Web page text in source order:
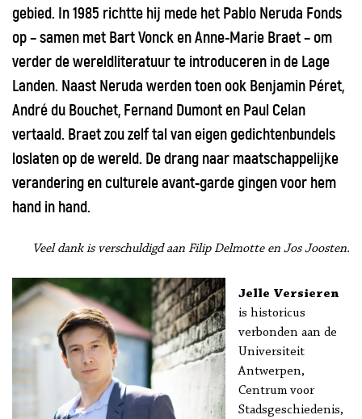
gebied. In 1985 richtte hij mede het Pablo Neruda Fonds
op – samen met Bart Vonck en Anne-Marie Braet – om
verder de wereldliteratuur te introduceren in de Lage
Landen. Naast Neruda werden toen ook Benjamin Péret,
André du Bouchet, Fernand Dumont en Paul Celan
vertaald. Braet zou zelf tal van eigen gedichtenbundels
loslaten op de wereld. De drang naar maatschappelijke
verandering en culturele avant-garde gingen voor hem
hand in hand.
Veel dank is verschuldigd aan Filip Delmotte en Jos Joosten.
Jelle Versieren
is historicus
verbonden aan de
Universiteit
Antwerpen,
Centrum voor
Stadsgeschiedenis,